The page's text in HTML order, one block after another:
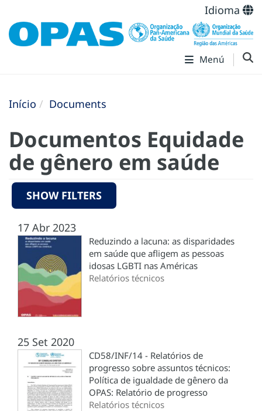
Idioma
Menú
Início Documents
Documentos Equidade
de gênero em saúde
SHOW FILTERS
17 Abr 2023
Reduzindo a lacuna: as disparidades
em saúde que afligem as pessoas
idosas LGBTI nas Américas
Relatórios técnicos
25 Set 2020
CD58/INF/14 - Relatórios de
progresso sobre assuntos técnicos:
Política de igualdade de gênero da
OPAS: Relatório de progresso
Relatórios técnicos